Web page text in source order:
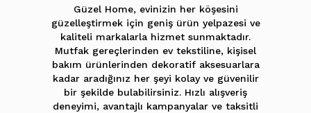
Güzel Home, evinizin her köşesini
güzelleştirmek için geniş ürün yelpazesi ve
kaliteli markalarla hizmet sunmaktadır.
Mutfak gereçlerinden ev tekstiline, kişisel
bakım ürünlerinden dekoratif aksesuarlara
kadar aradığınız her şeyi kolay ve güvenilir
bir şekilde bulabilirsiniz. Hızlı alışveriş
deneyimi, avantajlı kampanyalar ve taksitli